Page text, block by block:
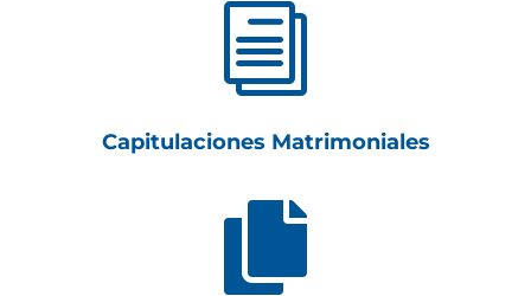
i
Capitulaciones Matrimoniales
